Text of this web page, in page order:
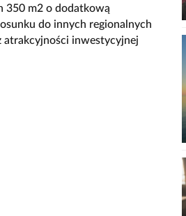
350 m2 o dodatkową
do innych regionalnych
atrakcyjności inwestycyjnej